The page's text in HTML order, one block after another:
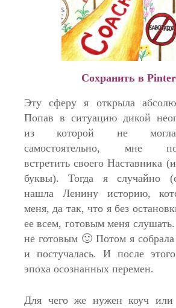
Сохранить в
Эту сферу я открыла
Попав в ситуацию дикой
из которой не могла
самостоятельно, мне
встретить своего Наставника
буквы). Тогда я случайно
нашла Ленину историю,
меня, да так, что я без
ее всем, готовым меня
не готовым 🙂 Потом я собрала
и постучалась. И после
эпоха осознанных перемен.
Для чего же нужен коуч или